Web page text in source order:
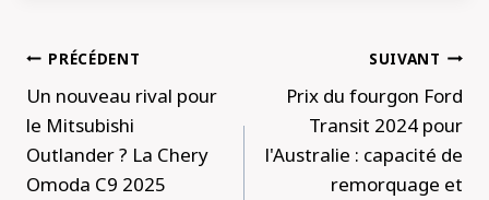
Navigation
de
l’article
PRÉCÉDENT
Un nouveau rival pour
le Mitsubishi
Outlander ? La Chery
Omoda C9 2025
SUIVANT
Prix ​​​​du fourgon Ford
Transit 2024 pour
l'Australie : capacité de
remorquage et